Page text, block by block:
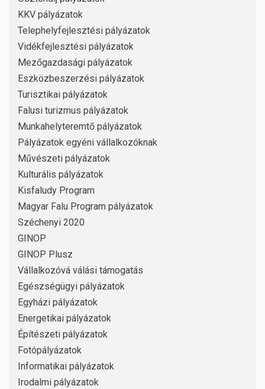
KKV pályázatok
Telephelyfejlesztési pályázatok
Vidékfejlesztési pályázatok
Mezőgazdasági pályázatok
Eszközbeszerzési pályázatok
Turisztikai pályázatok
Falusi turizmus pályázatok
Munkahelyteremtő pályázatok
Pályázatok egyéni vállalkozóknak
Művészeti pályázatok
Kulturális pályázatok
Kisfaludy Program
Magyar Falu Program pályázatok
Széchenyi 2020
GINOP
GINOP Plusz
Vállalkozóvá válási támogatás
Egészségügyi pályázatok
Egyházi pályázatok
Energetikai pályázatok
Építészeti pályázatok
Fotópályázatok
Informatikai pályázatok
Irodalmi pályázatok